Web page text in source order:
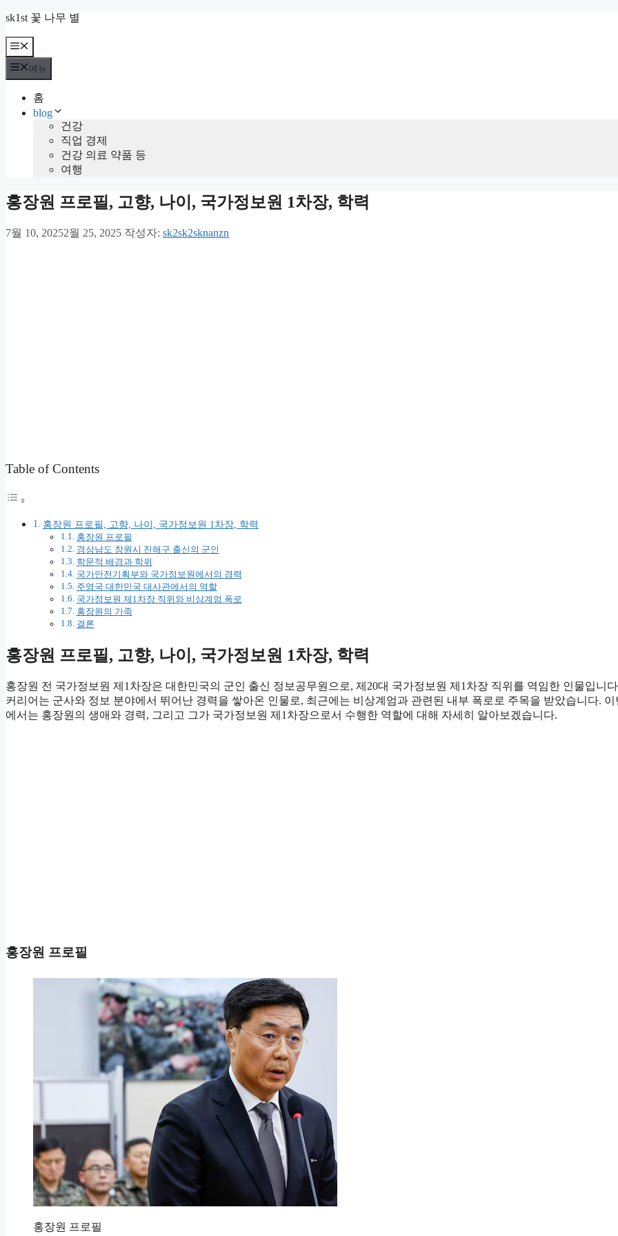
컨
츠
로
sk1st 꽃 나무 별
메
뉴
메뉴
홈
blog
건강
직업 경제
건강 의료 약품 등
여행
홍장원 프로필, 고향, 나이, 국가정보원 1차장, 학력
7월 10, 20252월 25, 2025 작성자: sk2sk2sknanzn
Table of Contents
홍장원 프로필, 고향, 나이, 국가정보원 1차장, 학력
홍장원 프로필
경상남도 창원시 진해구 출신의 군인
학문적 배경과 학위
국가안전기획부와 국가정보원에서의 경력
주영국 대한민국 대사관에서의 역할
국가정보원 제1차장 직위와 비상계엄 폭로
홍장원의 가족
결론
홍장원 프로필, 고향, 나이, 국가정보원 1차장, 학력
홍장원 전 국가정보원 제1차장은 대한민국의 군인 출신 정보공무원으로, 제20대 국가정보원 제1차장 직위를 역임한 인물입니다
커리어는 군사와 정보 분야에서 뛰어난 경력을 쌓아온 인물로, 최근에는 비상계엄과 관련된 내부 폭로로 주목을 받았습니다. 이
에서는 홍장원의 생애와 경력, 그리고 그가 국가정보원 제1차장으로서 수행한 역할에 대해 자세히 알아보겠습니다.
홍장원 프로필
홍장원 프로필